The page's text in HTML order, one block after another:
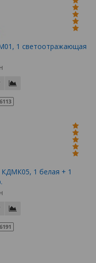
1 светоотражающая
1 белая + 1